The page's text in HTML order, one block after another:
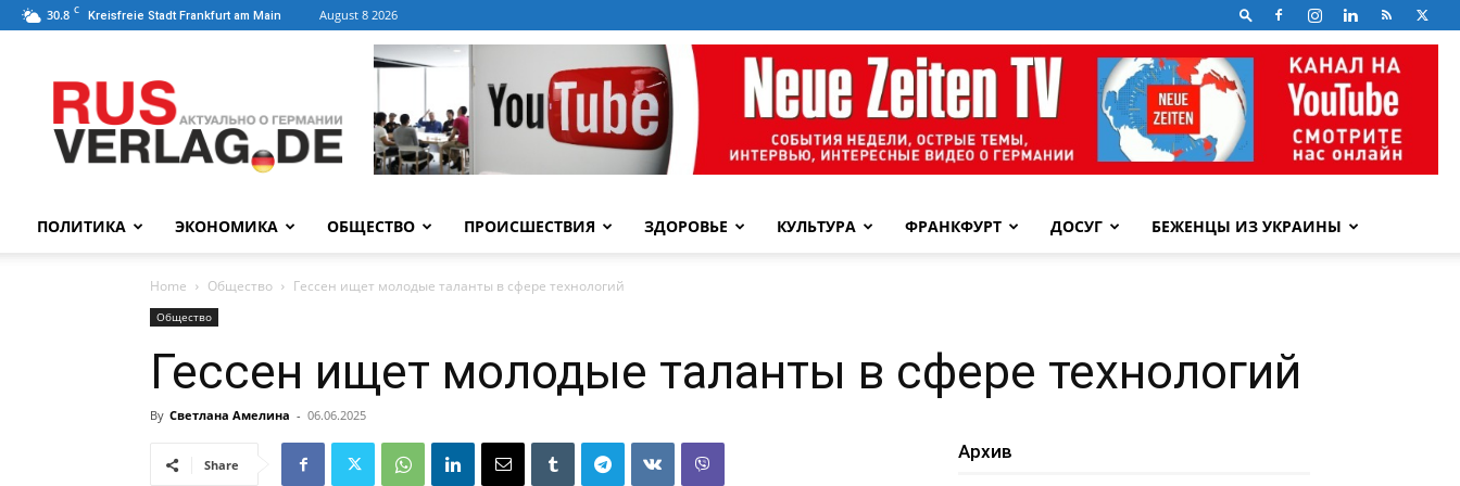
30.8 C Kreisfreie Stadt Frankfurt am Main August 8 2026
ПОЛИТИКА ЭКОНОМИКА ОБЩЕСТВО ПРОИСШЕСТВИЯ ЗДОРОВЬЕ КУЛЬТУРА ФРАНКФУРТ ДОСУГ БЕЖЕНЦЫ ИЗ УКРАИНЫ
Home Общество Гессен ищет молодые таланты в сфере технологий
Общество
Гессен ищет молодые таланты в сфере технологий
By Светлана Амелина - 06.06.2025
Share
Архив